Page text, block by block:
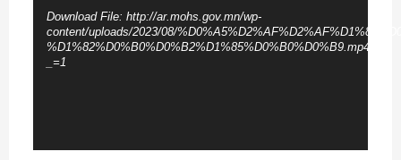
Download File: http://ar.mohs.gov.mn/wp-
content/uploads/2023/08/
%D1%82%D0%B0%D0%B2%D1%85%D0%B0%D0%B9.mp4?
_=1